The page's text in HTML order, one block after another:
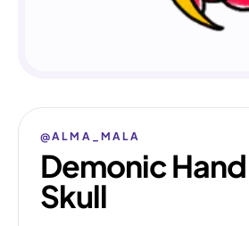
@ALMA_MALA
Demonic
Skull